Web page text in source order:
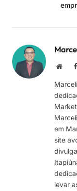
Site
em
site
levar